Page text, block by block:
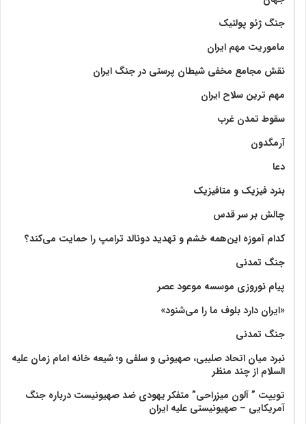
جنگ ژئو پولتیک
ماموریت مهم ایران
نقش مجامع مخفی شیطان پرستی در جنگ ایران
مهم ترین سلاح ایران
سقوط تمدن غرب
آرمگدون
دعا
بنرد فیزیک و متافیزیک
چالش بر سر قدس
کدام آموزه این‌همه خشم و تهدید دونالد ترامپ را حمایت می‌کند؟
جنگ تمدنی
پیام نوروزی موسسه موعود عصر
«ایران دارد بلوف ما را می‌شنود»
جنگ تمدنی
نبرد میان اتحاد صلیبی، صهیونی و سلفی و؛ شیعه خانه امام زمان علیه
السلام از چند منظر
توییت ” آلون میزراحی” متفکر یهودی ضد صهیونیست درباره جنگ
آمریکایی – صهیونیستی علیه ایران